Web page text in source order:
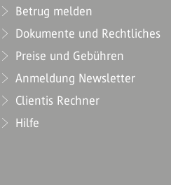
Betrug melden
Dokumente und Rechtliches
Preise und Gebühren
Anmeldung Newsletter
Clientis Rechner
Hilfe